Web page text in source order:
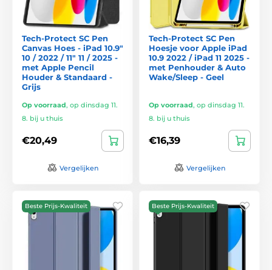
Tech-Protect SC Pen
Canvas Hoes - iPad 10.9"
10 / 2022 / 11" 11 / 2025 -
met Apple Pencil
Houder & Standaard -
Grijs
Op voorraad, op dinsdag 11.
8. bij u thuis
€20,49
Vergelijken
Tech-Protect SC Pen
Hoesje voor Apple iPad
10.9 2022 / iPad 11 2025 -
met Penhouder & Auto
Wake/Sleep - Geel
Op voorraad, op dinsdag 11.
8. bij u thuis
€16,39
Vergelijken
Beste Prijs-Kwaliteit Beste Prijs-Kwaliteit